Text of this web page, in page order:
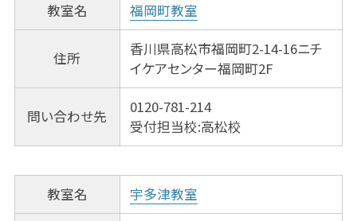
教室名 福岡町教室
住所
香川県高松市福岡町2-14-16ニチ
イケアセンター福岡町2F
問い合わせ先
0120-781-214
受付担当校:高松校
教室名 宇多津教室